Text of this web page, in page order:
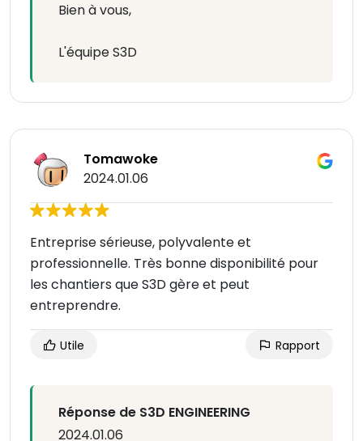
Bien à vous,
L'équipe S3D
Tomawoke
2024.01.06
Entreprise sérieuse, polyvalente et
professionnelle. Très bonne disponibilité pour
les chantiers que S3D gère et peut
entreprendre.
Utile Rapport
Réponse de S3D ENGINEERING
2024.01.06